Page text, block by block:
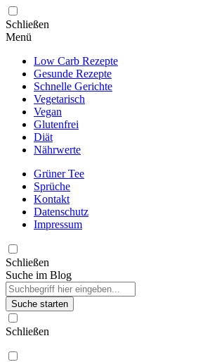
Schließen
Menü
Low Carb Rezepte
Gesunde Rezepte
Schnelle Gerichte
Vegetarisch
Vegan
Glutenfrei
Diät
Nährwerte
Grüner Tee
Sprüche
Kontakt
Datenschutz
Impressum
Schließen
Suche im Blog
Suche starten
Schließen